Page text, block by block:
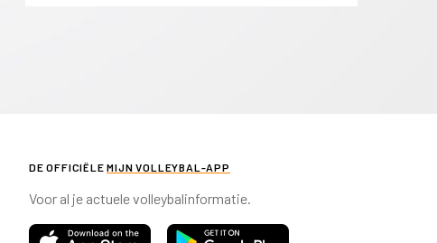
DE OFFICIËLEMIJN VOLLEYBAL-APP
Voor al je actuele volleybalinformatie.